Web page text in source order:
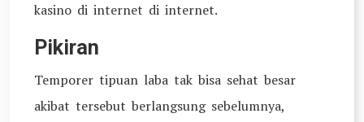
kasino di internet di internet.
Pikiran
Temporer tipuan laba tak bisa sehat besar
akibat tersebut berlangsung sebelumnya,